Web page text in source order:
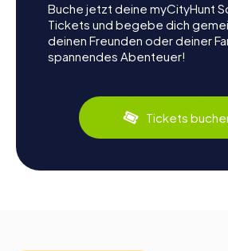
Buche jetzt deine myCityHunt
Tickets und begebe dich
deinen Freunden oder deiner
spannendes Abenteuer!
Tickets